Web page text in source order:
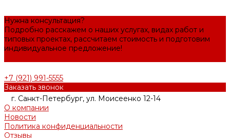
Нужна консультация?
Подробно расскажем о наших услугах, видах работ и
типовых проектах, рассчитаем стоимость и подготовим
индивидуальное предложение!
+7 (921) 991-5555
Заказать звонок
г. Санкт-Петербург, ул. Моисеенко 12-14
О компании
Новости
Политика конфиденциальности
Отзывы